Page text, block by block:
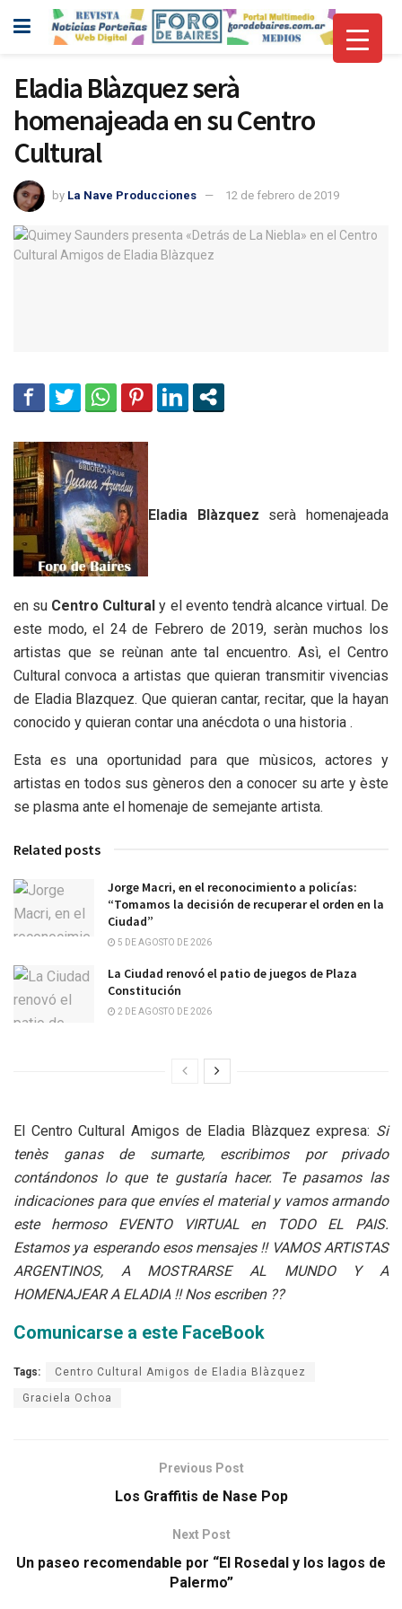
Eladia Blàzquez serà
homenajeada en su Centro
Cultural
by La Nave Producciones 12 de febrero de 2019
Eladia Blàzquez serà homenajeada
en su Centro Cultural y el evento tendrà alcance virtual. De
este modo, el 24 de Febrero de 2019, seràn muchos los
artistas que se reùnan ante tal encuentro. Asì, el Centro
Cultural convoca a artistas que quieran transmitir vivencias
de Eladia Blazquez. Que quieran cantar, recitar, que la hayan
conocido y quieran contar una anécdota o una historia .
Esta es una oportunidad para que mùsicos, actores y
artistas en todos sus gèneros den a conocer su arte y èste
se plasma ante el homenaje de semejante artista.
Related posts
Jorge Macri, en el reconocimiento a policías:
“Tomamos la decisión de recuperar el orden en la
Ciudad”
5 DE AGOSTO DE 2026
La Ciudad renovó el patio de juegos de Plaza
Constitución
2 DE AGOSTO DE 2026
El Centro Cultural Amigos de Eladia Blàzquez expresa: Si
tenès ganas de sumarte, escribimos por privado
contándonos lo que te gustaría hacer. Te pasamos las
indicaciones para que envíes el material y vamos armando
este hermoso EVENTO VIRTUAL en TODO EL PAIS.
Estamos ya esperando esos mensajes !! VAMOS ARTISTAS
ARGENTINOS, A MOSTRARSE AL MUNDO Y A
HOMENAJEAR A ELADIA !! Nos escriben ??
Comunicarse a este FaceBook
Tags: Centro Cultural Amigos de Eladia Blàzquez
Graciela Ochoa
Previous Post
Los Graffitis de Nase Pop
Next Post
Un paseo recomendable por “El Rosedal y los lagos de
Palermo”